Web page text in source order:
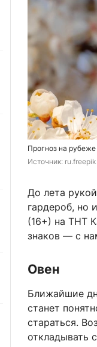
Прогноз на
Источник:
До лета
гардероб, но
(16+) на ТНТ
знаков — с
Овен
Ближайшие
станет
стараться.
откладывать